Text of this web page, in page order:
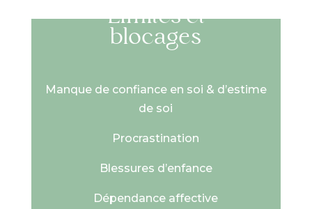
Limites et
blocages
Manque de confiance en soi & d’estime
de soi
Procrastination
Blessures d’enfance
Dépendance affective